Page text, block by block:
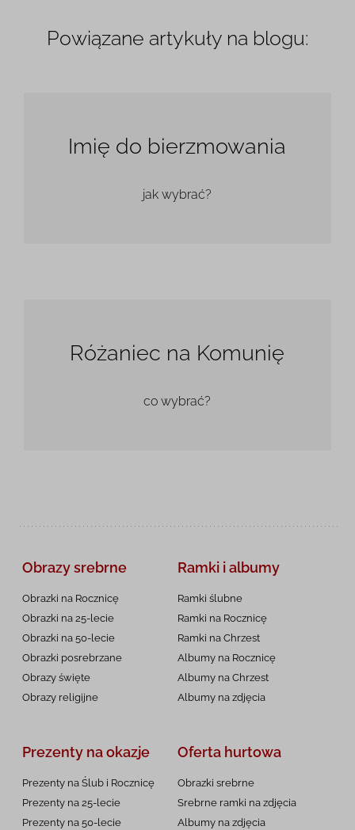
Powiązane artykuły na blogu:
Imię do bierzmowania
jak wybrać?
Różaniec na Komunię
co wybrać?
Obrazy srebrne
Obrazki na Rocznicę
Obrazki na 25-lecie
Obrazki na 50-lecie
Obrazki posrebrzane
Obrazy święte
Obrazy religijne
Ramki i albumy
Ramki ślubne
Ramki na Rocznicę
Ramki na Chrzest
Albumy na Rocznicę
Albumy na Chrzest
Albumy na zdjęcia
Prezenty na okazje
Prezenty na Ślub i Rocznicę
Prezenty na 25-lecie
Prezenty na 50-lecie
Oferta hurtowa
Obrazki srebrne
Srebrne ramki na zdjęcia
Albumy na zdjęcia